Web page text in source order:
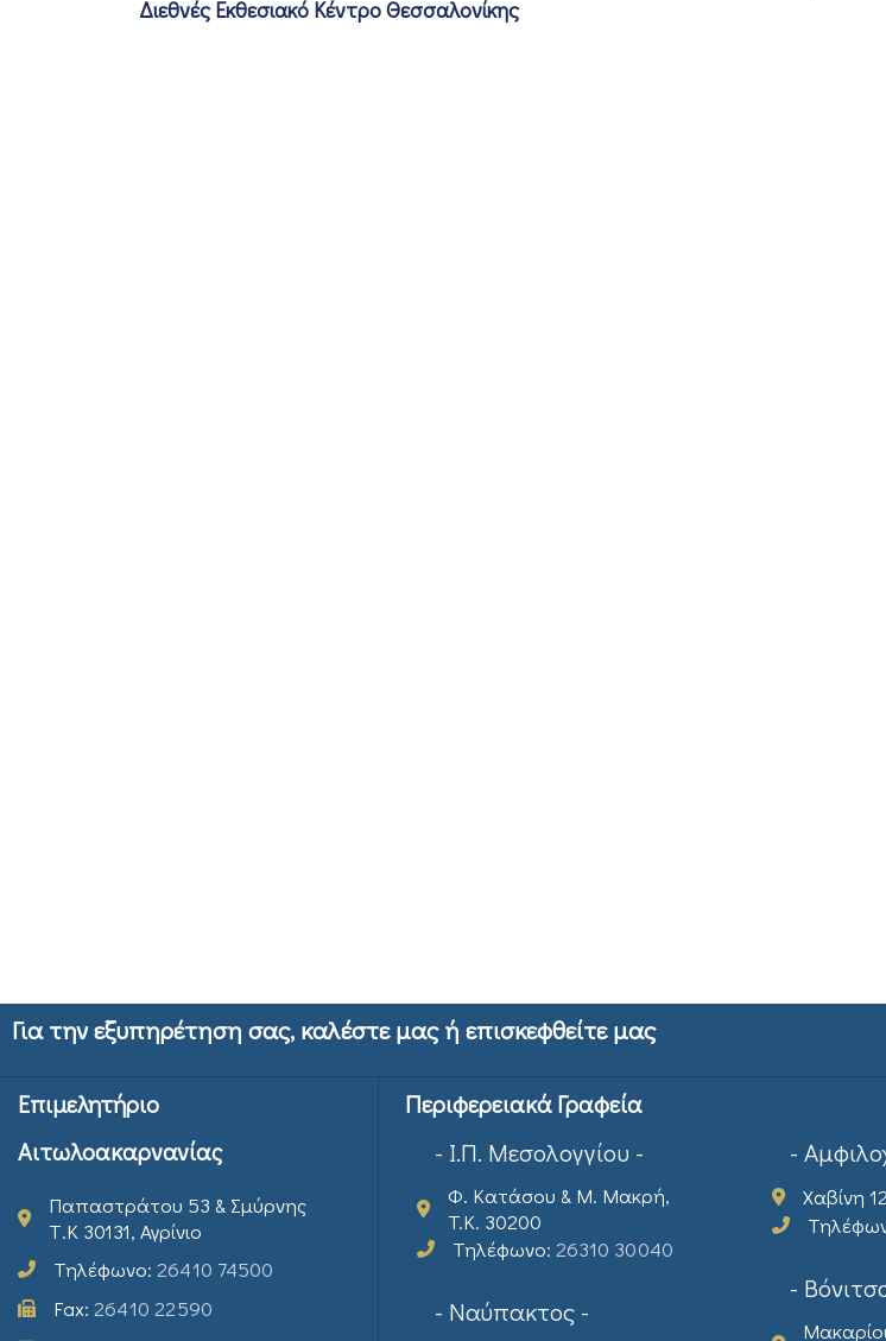
Διεθνές Εκθεσιακό Κέντρο Θεσσαλονίκης
Για την εξυπηρέτηση σας, καλέστε μας ή επισκεφθείτε μας
Επιμελητήριο
Αιτωλοακαρνανίας
Παπαστράτου 53 & Σμύρνης
Τ.Κ 30131, Αγρίνιο
Τηλέφωνο: 26410 74500
Fax: 26410 22590
Περιφερειακά Γραφεία
- Ι.Π. Μεσολογγίου -
Φ. Κατάσου & Μ. Μακρή,
T.K. 30200
Τηλέφωνο: 26310 30040
- Ναύπακτος -
-
Χαβίνη
-